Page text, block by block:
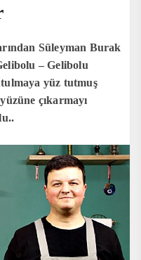
Süleyman Burak
– Gelibolu
yüz tutmuş
çıkarmayı